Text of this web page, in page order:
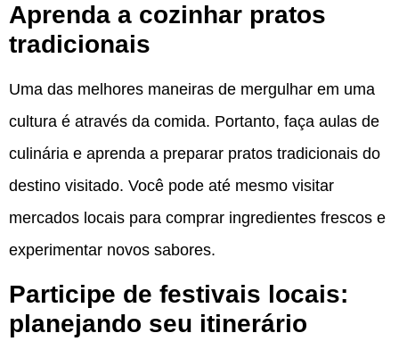
Aprenda a cozinhar pratos
tradicionais
Uma das melhores maneiras de mergulhar em uma
cultura é através da comida. Portanto, faça aulas de
culinária e aprenda a preparar pratos tradicionais do
destino visitado. Você pode até mesmo visitar
mercados locais para comprar ingredientes frescos e
experimentar novos sabores.
Participe de festivais locais:
planejando seu itinerário